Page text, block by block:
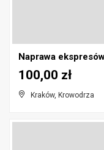
Naprawa
Kraków, Krowodrza
100,00 zł